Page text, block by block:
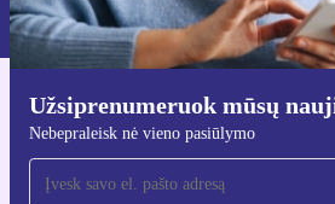
Užsiprenumeruok mūsų
Nebepraleisk nė vieno pasiūlymo
Privatumo politikoje.
Atsisiųsti refurbed
Skirta iOS ir Android